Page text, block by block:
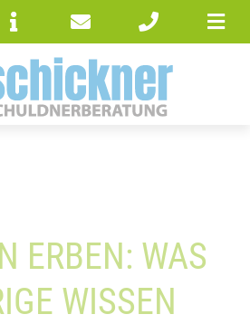
ERBEN: WAS
WISSEN